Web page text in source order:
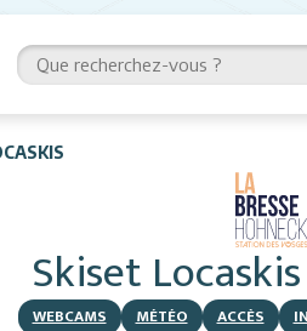
Skiset Locaskis
WEBCAMS MÉTÉO ACCÈS